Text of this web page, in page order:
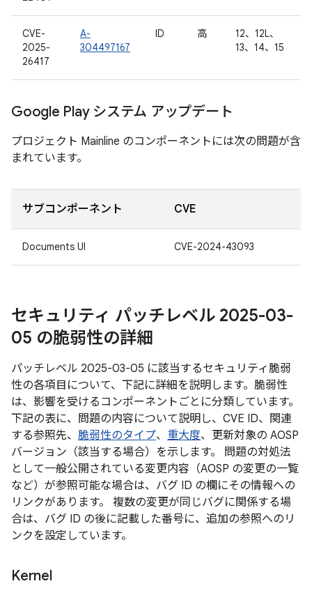
CVE-
2025-
26417
A-
304497167
ID 高
12、12L、
13、14、15
Google Play システム アップデート
プロジェクト Mainline のコンポーネントには次の問題が含
まれています。
サブコンポーネント CVE
Documents UI CVE-2024-43093
セキュリティ パッチレベル 2025-03-
05 の脆弱性の詳細
パッチレベル 2025-03-05 に該当するセキュリティ脆弱
性の各項目について、下記に詳細を説明します。脆弱性
は、影響を受けるコンポーネントごとに分類しています。
下記の表に、問題の内容について説明し、CVE ID、関連
する参照先、 脆弱性のタイプ、 重大度、更新対象の AOSP
バージョン（該当する場合）を示します。 問題の対処法
として一般公開されている変更内容（AOSP の変更の一覧
など）が参照可能な場合は、バグ ID の欄にその情報への
リンクがあります。 複数の変更が同じバグに関係する場
合は、バグ ID の後に記載した番号に、追加の参照へのリ
ンクを設定しています。
Kernel